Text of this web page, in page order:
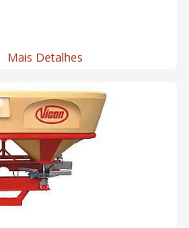
Mais Detalhes